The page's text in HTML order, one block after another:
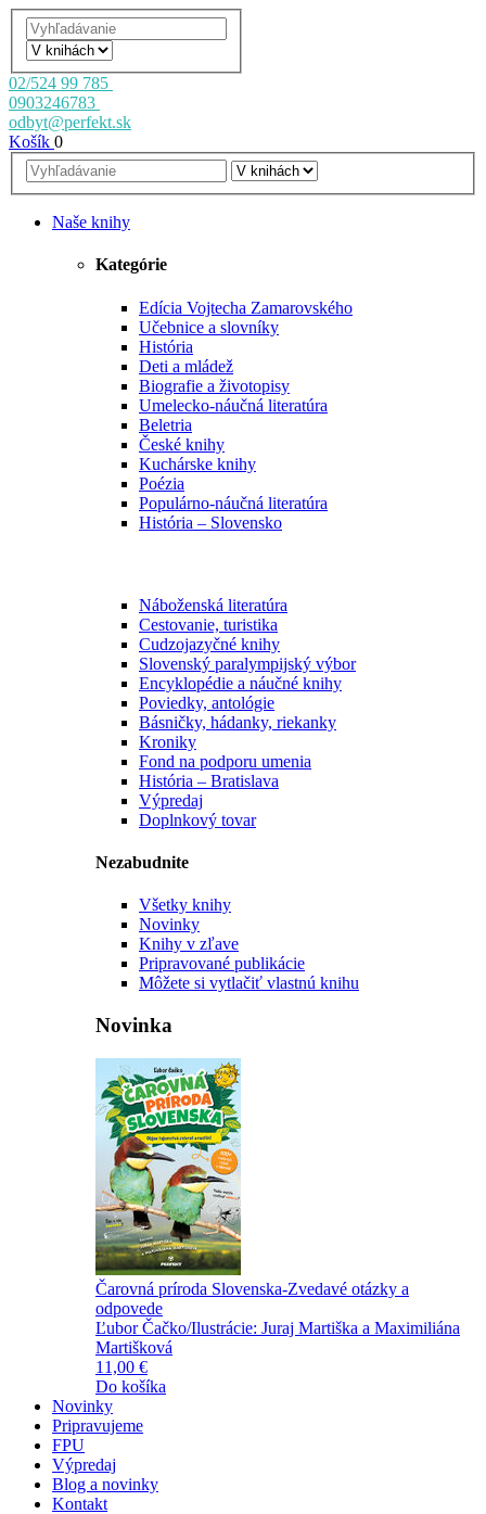
02/524 99 785
0903246783
odbyt@perfekt.sk
Košík 0
Naše knihy
Kategórie
Edícia Vojtecha Zamarovského
Učebnice a slovníky
História
Deti a mládež
Biografie a životopisy
Umelecko-náučná literatúra
Beletria
České knihy
Kuchárske knihy
Poézia
Populárno-náučná literatúra
História – Slovensko
Náboženská literatúra
Cestovanie, turistika
Cudzojazyčné knihy
Slovenský paralympijský výbor
Encyklopédie a náučné knihy
Poviedky, antológie
Básničky, hádanky, riekanky
Kroniky
Fond na podporu umenia
História – Bratislava
Výpredaj
Doplnkový tovar
Nezabudnite
Všetky knihy
Novinky
Knihy v zľave
Pripravované publikácie
Môžete si vytlačiť vlastnú knihu
Novinka
Čarovná príroda Slovenska-Zvedavé otázky a
odpovede
Ľubor Čačko/Ilustrácie: Juraj Martiška a Maximiliána
Martišková
11,00 €
Do košíka
Novinky
Pripravujeme
FPU
Výpredaj
Blog a novinky
Kontakt